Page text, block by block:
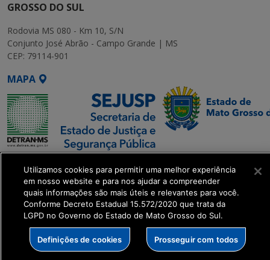
GROSSO DO SUL
Rodovia MS 080 - Km 10, S/N
Conjunto José Abrão - Campo Grande | MS
CEP: 79114-901
MAPA
SETDIG | Secretaria-
Executiva de
Transformação Digital
get_footer();
Utilizamos cookies para permitir uma melhor experiência
em nosso website e para nos ajudar a compreender
quais informações são mais úteis e relevantes para você.
Conforme Decreto Estadual 15.572/2020 que trata da
LGPD no Governo do Estado de Mato Grosso do Sul.
Definições de cookies Prosseguir com todos